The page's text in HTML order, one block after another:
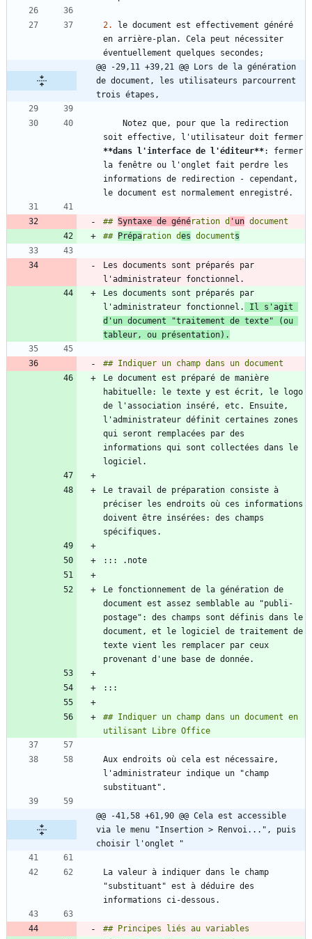
2.
le document est effectivement généré
en arrière-plan. Cela peut nécessiter
@@ -29,11 +39,21 @@ Lors de la génération
de document, les utilisateurs parcourrent
trois étapes,
**dans l'interface de l'éditeur**: fermer
la fenêtre ou l'onglet fait perdre les
informations de redirection - cependant,
## Syntaxe de génération d 'un
## Préparation des documents
Les documents sont préparés par
Les documents sont préparés par
l'administrateur fonctionnel.
Il s'agit
d'un document "traitement de texte" (ou
tableur, ou présentation).
Le document est préparé de manière
habituelle: le texte y est écrit, le logo
de l'association inséré, etc. Ensuite,
l'administrateur définit certaines zones
qui seront remplacées par des
informations qui sont collectées dans le
Le travail de préparation consiste à
préciser les endroits où ces informations
doivent être insérées: des champs
Le fonctionnement de la génération de
document est assez semblable au "publi-
postage": des champs sont définis dans le
document, et le logiciel de traitement de
texte vient les remplacer par ceux
## Indiquer un champ dans un document en
Aux endroits où cela est nécessaire,
l'administrateur indique un "champ
@@ -41,58 +61,90 @@ Cela est accessible
via le menu "Insertion > Renvoi...", puis
choisir l'onglet "
La valeur à indiquer dans le champ
"substituant" est à déduire des